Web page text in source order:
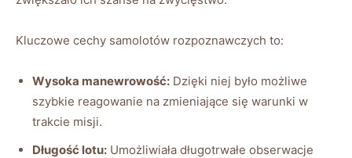
Kluczowe cechy samolotów rozpoznawczych to:
Wysoka manewrowość: Dzięki niej było możliwe
szybkie reagowanie na zmieniające się warunki w
trakcie misji.
Długość lotu: Umożliwiała długotrwałe obserwacje